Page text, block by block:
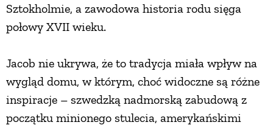
Sztokholmie, a zawodowa historia rodu sięga
połowy XVII wieku.
Jacob nie ukrywa, że to tradycja miała wpływ na
wygląd domu, w którym, choć widoczne są różne
inspiracje – szwedzką nadmorską zabudową z
początku minionego stulecia, amerykańskimi
CIASTA I DESERY
DODATKI
PRZETWORY